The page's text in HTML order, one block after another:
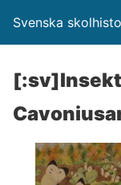
Svenska